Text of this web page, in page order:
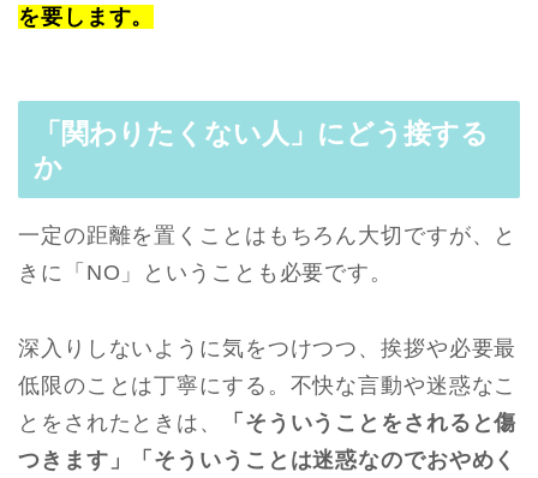
を要します。
「関わりたくない人」にどう接する
か
一定の距離を置くことはもちろん大切ですが、と
きに「NO」ということも必要です。
深入りしないように気をつけつつ、挨拶や必要最
低限のことは丁寧にする。不快な言動や迷惑なこ
とをされたときは、
「そういうことをされると傷
つきます」「そういうことは迷惑なのでおやめく